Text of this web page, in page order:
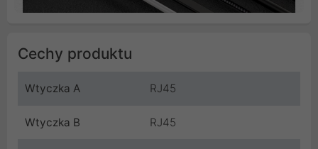
Cechy produktu
Wtyczka A RJ45
Wtyczka B RJ45